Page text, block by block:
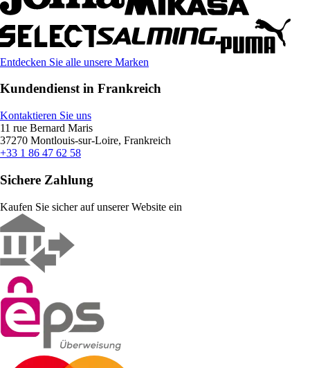
Entdecken Sie alle unsere Marken
Kundendienst in Frankreich
Kontaktieren Sie uns
11 rue Bernard Maris
37270 Montlouis-sur-Loire, Frankreich
+33 1 86 47 62 58
Sichere Zahlung
Kaufen Sie sicher auf unserer Website ein